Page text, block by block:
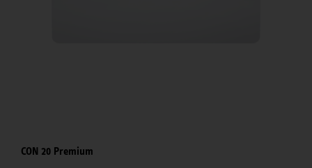
CON 20 Premium